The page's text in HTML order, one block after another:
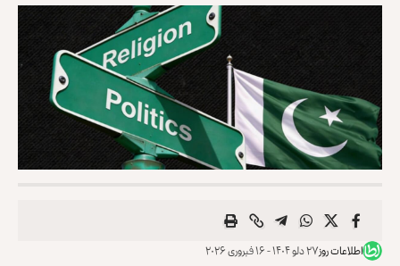
اطلاعات روز۲۷ دلو ۱۴۰۴ - ۱۶ فبروری ۲۰۲۶